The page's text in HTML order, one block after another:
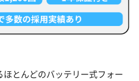
とんどのバッテリー式フォー